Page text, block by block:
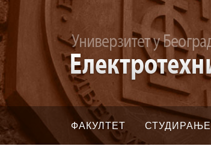
ФАКУЛТЕТ СТУДИРАЊЕ